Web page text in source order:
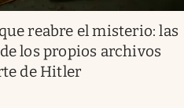
reabre el misterio: las
los propios archivos
de Hitler